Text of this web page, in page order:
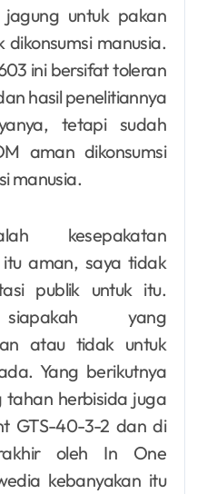
untuk pakan
manusia.
ini bersifat toleran
hasil penelitiannya
tetapi sudah
aman dikonsumsi
manusia.
kesepakatan
aman, saya tidak
publik untuk itu.
siapakah yang
atau tidak untuk
Yang berikutnya
herbisida juga
GTS-40-3-2 dan di
oleh In One
kebanyakan itu